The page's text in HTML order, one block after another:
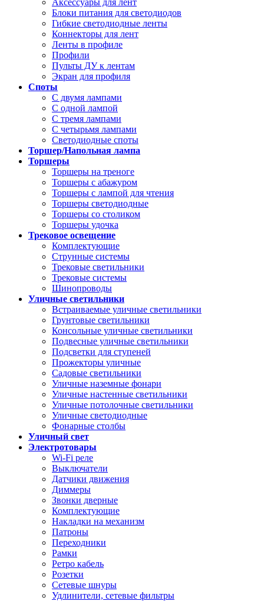
Аксессуары для лент
Блоки питания для светодиодов
Гибкие светодиодные ленты
Коннекторы для лент
Ленты в профиле
Профили
Пульты ДУ к лентам
Экран для профиля
Споты
С двумя лампами
С одной лампой
С тремя лампами
С четырьмя лампами
Светодиодные споты
Торшер/Напольная лампа
Торшеры
Торшеры на треноге
Торшеры с абажуром
Торшеры с лампой для чтения
Торшеры светодиодные
Торшеры со столиком
Торшеры удочка
Трековое освещение
Комплектующие
Струнные системы
Трековые светильники
Трековые системы
Шинопроводы
Уличные светильники
Встраиваемые уличные светильники
Грунтовые светильники
Консольные уличные светильники
Подвесные уличные светильники
Подсветки для ступеней
Прожекторы уличные
Садовые светильники
Уличные наземные фонари
Уличные настенные светильники
Уличные потолочные светильники
Уличные светодиодные
Фонарные столбы
Уличный свет
Электротовары
Wi-Fi реле
Выключатели
Датчики движения
Диммеры
Звонки дверные
Комплектующие
Накладки на механизм
Патроны
Переходники
Рамки
Ретро кабель
Розетки
Сетевые шнуры
Удлинители, сетевые фильтры